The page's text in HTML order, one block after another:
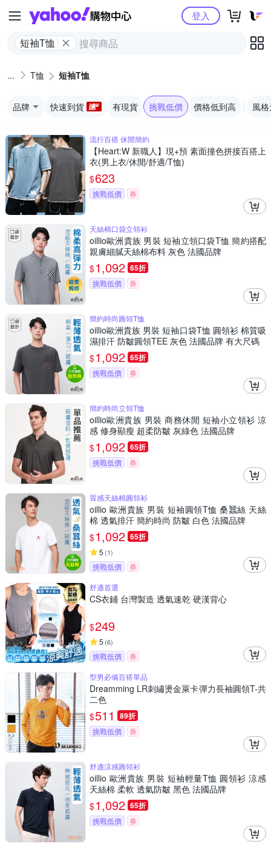
Yahoo購物中心
短袖T恤
登入
T恤 短袖T恤
品牌 快速到貨 有現貨 挑戰低價 價格低到高 風
流行百搭 休閒簡約
【Heart:W 新職人】現+預 素面撞色拼接百搭上
衣(男上衣/休閒/舒適/T恤)
$623
挑戰低價 券
天絲棉口袋立領衫
oillio歐洲貴族 男裝 短袖立領口袋T恤 簡約搭配
親膚細膩天絲棉布料 灰色 法國品牌
$1,092 65折
挑戰低價 券
簡約時尚圓領T恤
oillio歐洲貴族 男裝 短袖口袋T恤 圓領衫 棉質吸
濕排汗 防皺圓領TEE 灰色 法國品牌 有大尺碼
$1,092 65折
挑戰低價 券
簡約時尚立領T恤
oillio歐洲貴族 男裝 商務休閒 短袖小立領衫 涼
感 修身顯瘦 超柔防皺 灰綠色 法國品牌
$1,092 65折
挑戰低價 券
質感天絲棉圓領衫
oillio 歐洲貴族 男裝 短袖圓領T恤 桑蠶絲 天絲
棉 透氣排汗 簡約時尚 防皺 白色 法國品牌
$1,092 65折
5 (1)
挑戰低價
券
舒適首選
CS衣鋪 台灣製造 透氣速乾 硬漢背心
$249
5 (6)
挑戰低價
券
型男必備百搭單品
Dreamming LR刺繡燙金萊卡彈力長袖圓領T-共
二色
$511 89折
挑戰低價 券
舒適涼感圓領衫
oillio 歐洲貴族 男裝 短袖輕量T恤 圓領衫 涼感
天絲棉 柔軟 透氣防皺 黑色 法國品牌
$1,092 65折
挑戰低價 券